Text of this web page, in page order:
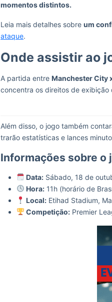
momentos distintos.
Leia mais detalhes sobre um
ataque.
Onde assistir ao
A partida entre Manchester City
concentra os direitos de exibição
Além disso, o jogo também
trarão estatísticas e lances
Informações sobre o
Data:Sábado, 18 de
Hora:11h (horário de
Local:Etihad Stadium,
Competição:Premier